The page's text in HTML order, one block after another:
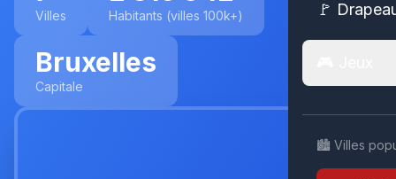
🚩
🏙️ Villes
Villes Habitants (villes 100k+)
Bruxelles
Capitale